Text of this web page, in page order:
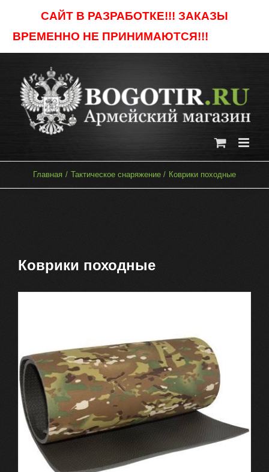
САЙТ В РАЗРАБОТКЕ!!! ЗАКАЗЫ
ВРЕМЕННО НЕ ПРИНИМАЮТСЯ!!!
content
Главная Тактическое снаряжение Коврики походные
Коврики походные